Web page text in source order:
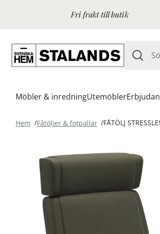
Fri frakt till butik
Möbler & inredningUtemöbler
Hem Fåtöljer & fotpallar FÅTÖLJ